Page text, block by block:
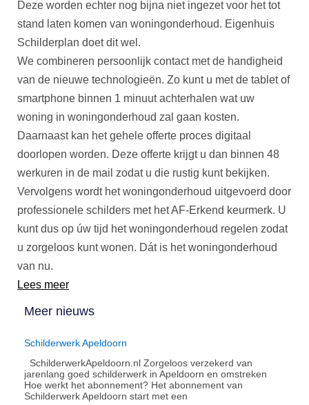
Deze worden echter nog bijna niet ingezet voor het tot
stand laten komen van woningonderhoud. Eigenhuis
Schilderplan doet dit wel.
We combineren persoonlijk contact met de handigheid
van de nieuwe technologieën. Zo kunt u met de tablet of
smartphone binnen 1 minuut achterhalen wat uw
woning in woningonderhoud zal gaan kosten.
Daarnaast kan het gehele offerte proces digitaal
doorlopen worden. Deze offerte krijgt u dan binnen 48
werkuren in de mail zodat u die rustig kunt bekijken.
Vervolgens wordt het woningonderhoud uitgevoerd door
professionele schilders met het AF-Erkend keurmerk. U
kunt dus op úw tijd het woningonderhoud regelen zodat
u zorgeloos kunt wonen. Dát is het woningonderhoud
van nu.
Lees meer
Meer nieuws
Schilderwerk Apeldoorn
SchilderwerkApeldoorn.nl Zorgeloos verzekerd van
jarenlang goed schilderwerk in Apeldoorn en omstreken
Hoe werkt het abonnement?​ Het abonnement van
Schilderwerk Apeldoorn start met een